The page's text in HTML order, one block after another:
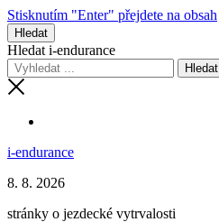
Stisknutím "Enter" přejdete na obsah
Hledat
Hledat i-endurance
i-endurance
8. 8. 2026
stránky o jezdecké vytrvalosti